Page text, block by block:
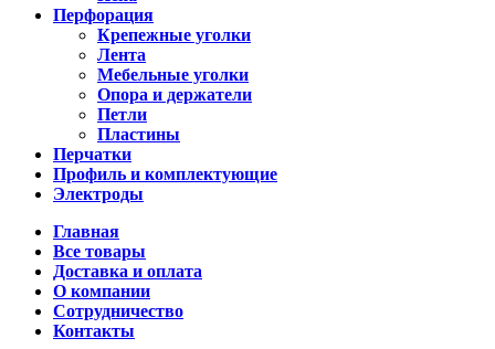
Перфорация
Крепежные уголки
Лента
Мебельные уголки
Опора и держатели
Петли
Пластины
Перчатки
Профиль и комплектующие
Электроды
Главная
Все товары
Доставка и оплата
О компании
Сотрудничество
Контакты